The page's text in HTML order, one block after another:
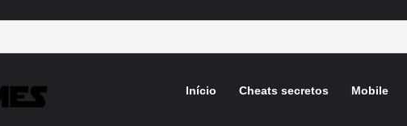
Início Cheats secretos Mobile